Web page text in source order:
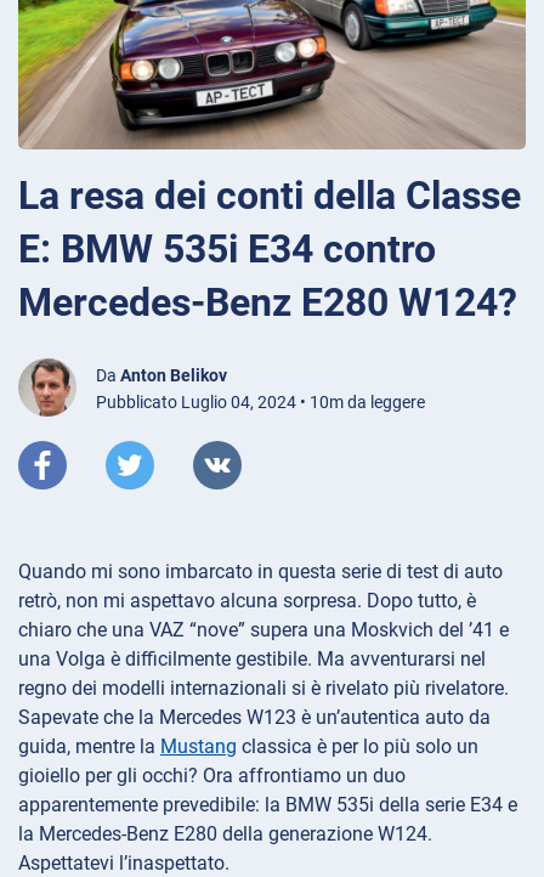
La resa dei conti della Classe
E: BMW 535i E34 contro
Mercedes-Benz E280 W124?
Da Anton Belikov
Pubblicato Luglio 04, 2024 • 10m da leggere
Quando mi sono imbarcato in questa serie di test di auto
retrò, non mi aspettavo alcuna sorpresa. Dopo tutto, è
chiaro che una VAZ “nove” supera una Moskvich del ’41 e
una Volga è difficilmente gestibile. Ma avventurarsi nel
regno dei modelli internazionali si è rivelato più rivelatore.
Sapevate che la Mercedes W123 è un’autentica auto da
guida, mentre la Mustang classica è per lo più solo un
gioiello per gli occhi? Ora affrontiamo un duo
apparentemente prevedibile: la BMW 535i della serie E34 e
la Mercedes-Benz E280 della generazione W124.
Aspettatevi l’inaspettato.